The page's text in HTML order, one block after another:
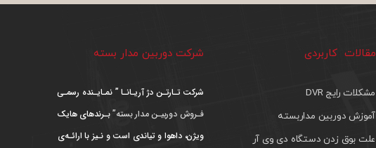
مقالات کاربردی
مشکلات رایج DVR
آموزش دوربین مداربسته
علت بوق زدن دستگاه دی وی آر
شرکت دوربین مدار بسته
شرکت تـارتـن دژ آریـانـا ” نمـایـنده رسمـی
فـروش دوربیـن مدار بسته”بـرندهای هایک
ویژن، داهوا و تیاندی است و نـیز با ارائـه‌ی